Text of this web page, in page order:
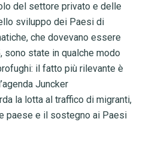
del settore privato e delle
sviluppo dei Paesi di
che dovevano essere
sono state in qualche modo
il fatto più rilevante è
Juncker
la lotta al traffico di migranti,
paese e il sostegno ai Paesi